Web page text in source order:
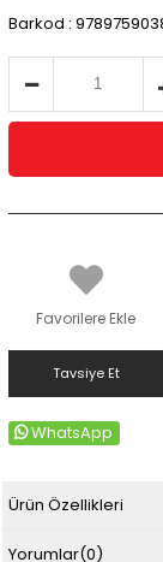
Barkod :
Favorilere Ekle
Tavsiye Et
WhatsApp
Ürün Özellikleri
Yorumlar(0)